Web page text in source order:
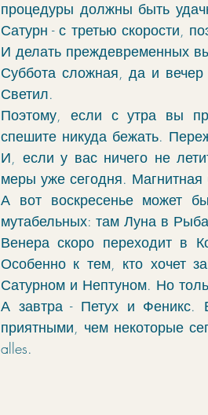
процедуры должны быть
Сатурн - с третью скорости,
И делать преждевременных
Суббота сложная, да и
Светил.
Поэтому, если с утра вы
спешите никуда бежать.
И, если у вас ничего не
меры уже сегодня.
А вот воскресенье может
мутабельных: там Луна в
Венера скоро переходит в
Особенно к тем, кто хочет
Сатурном и Нептуном. Но
А завтра - Петух и Феникс.
приятными, чем некоторые
alles.